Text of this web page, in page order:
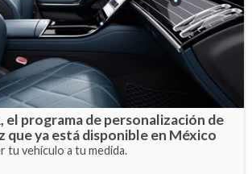
el programa de personalización de
que ya está disponible en México
tu vehículo a tu medida.